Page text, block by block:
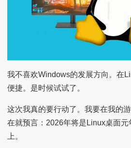
我不喜欢Windows的发展方向。在
便捷。是时候试试了。
这次我真的要行动了。我要在我的
在就预言：2026年将是Linux桌面
上。